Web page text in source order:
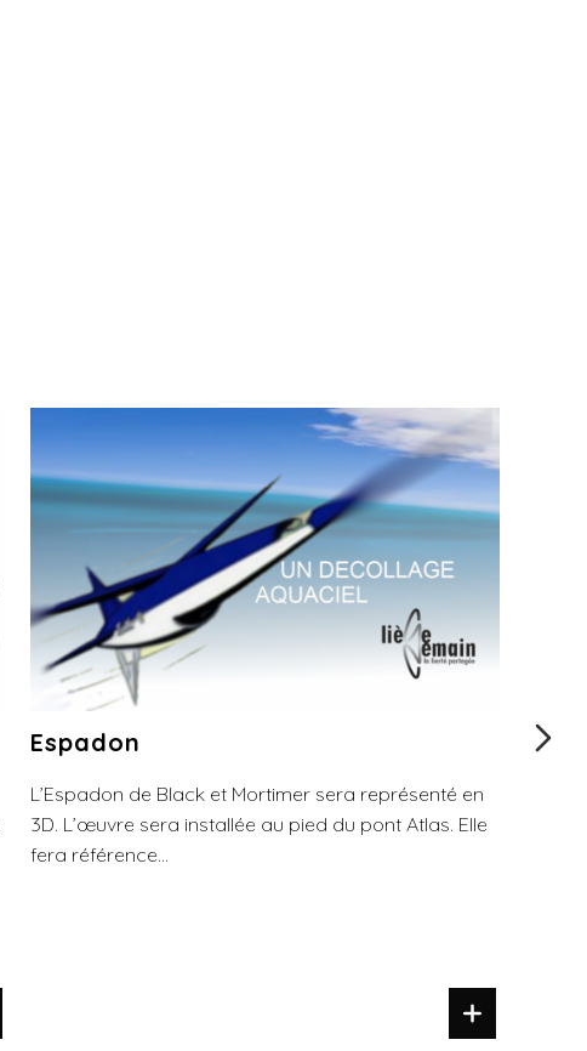
Espadon
L’Espadon de Black et Mortimer sera représenté en
3D. L’œuvre sera installée au pied du pont Atlas. Elle
fera référence...